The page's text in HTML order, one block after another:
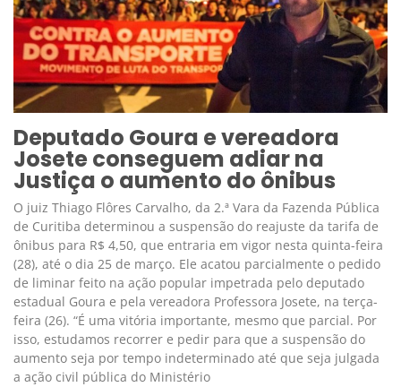
Deputado Goura e vereadora
Josete conseguem adiar na
Justiça o aumento do ônibus
O juiz Thiago Flôres Carvalho, da 2.ª Vara da Fazenda Pública
de Curitiba determinou a suspensão do reajuste da tarifa de
ônibus para R$ 4,50, que entraria em vigor nesta quinta-feira
(28), até o dia 25 de março. Ele acatou parcialmente o pedido
de liminar feito na ação popular impetrada pelo deputado
estadual Goura e pela vereadora Professora Josete, na terça-
feira (26). “É uma vitória importante, mesmo que parcial. Por
isso, estudamos recorrer e pedir para que a suspensão do
aumento seja por tempo indeterminado até que seja julgada
a ação civil pública do Ministério